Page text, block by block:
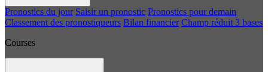
Pronostics du jour Saisir un pronostic Pronostics pour demain
Classement des pronostiqueurs Bilan financier Champ réduit 3 bases
Courses